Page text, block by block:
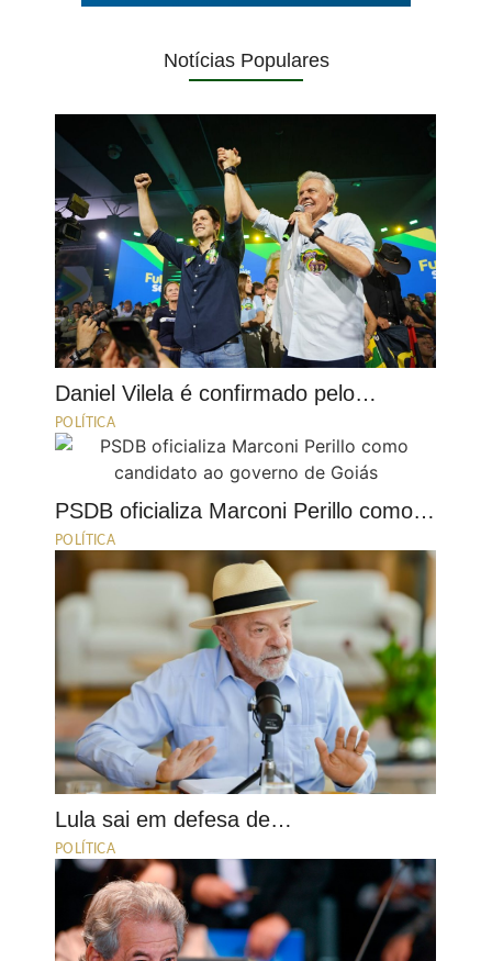
Notícias Populares
Daniel Vilela é confirmado pelo…
POLÍTICA
PSDB oficializa Marconi Perillo como…
POLÍTICA
Lula sai em defesa de…
POLÍTICA